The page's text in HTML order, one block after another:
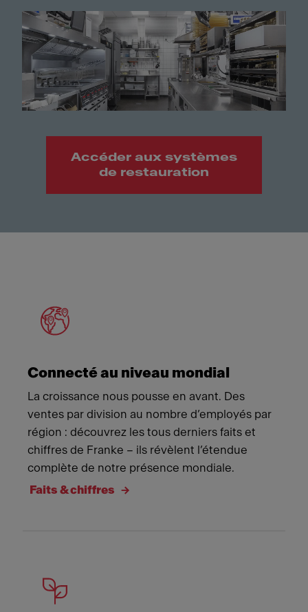
Accéder aux systèmes
de restauration
Connecté au niveau mondial
La croissance nous pousse en avant. Des
ventes par division au nombre d’employés par
région : découvrez les tous derniers faits et
chiffres de Franke – ils révèlent l’étendue
complète de notre présence mondiale.
Faits & chiffres